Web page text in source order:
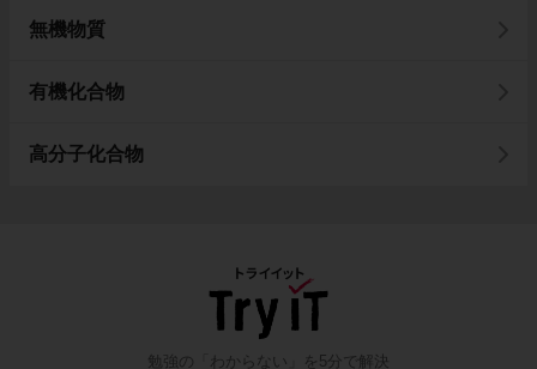
無機物質
有機化合物
高分子化合物
勉強の「わからない」を5分で解決